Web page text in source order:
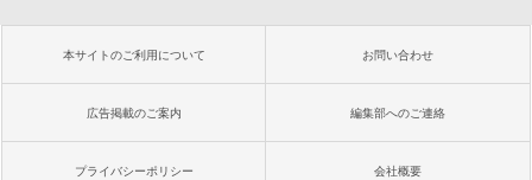
本サイトのご利用について お問い合わせ
広告掲載のご案内 編集部へのご連絡
プライバシーポリシー 会社概要